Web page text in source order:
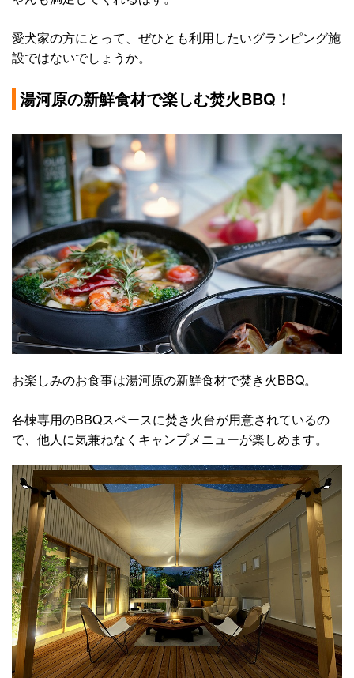
愛犬家の方にとって、ぜひとも利用したいグランピング施
設ではないでしょうか。
湯河原の新鮮食材で楽しむ焚火BBQ！
お楽しみのお食事は湯河原の新鮮食材で焚き火BBQ。
各棟専用のBBQスペースに焚き火台が用意されているの
で、他人に気兼ねなくキャンプメニューが楽しめます。